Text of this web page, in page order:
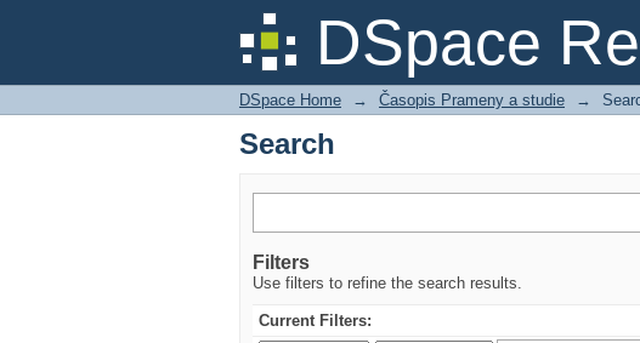
DSpace
Search
DSpace Home → Časopis Prameny a studie →
Search
Filters
Use filters to refine the search results.
Current Filters: